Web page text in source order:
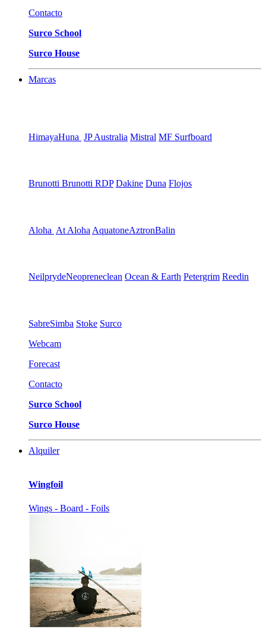
Contacto
Surco School
Surco House
Marcas
HimayaHuna JP Australia Mistral MF Surfboard
Brunotti Brunotti RDP Dakine Duna Flojos
Aloha At Aloha AquatoneAztronBalin
NeilprydeNeopreneclean Ocean & Earth Petergrim Reedin
SabreSimba Stoke Surco
Webcam
Forecast
Contacto
Surco School
Surco House
Alquiler
Wingfoil
Wings - Board - Foils